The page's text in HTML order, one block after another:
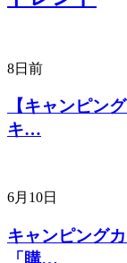
8日前
【キャンピン
キ…
6月10日
キャンピング
「購…